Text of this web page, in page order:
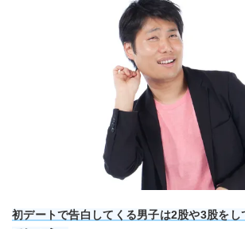
初デートで告白してくる男子は2股や3股をし